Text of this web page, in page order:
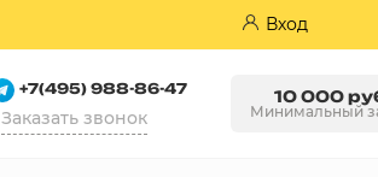
Вход
+7(495) 988-86-47
Заказать звонок
10 000
Минимальный